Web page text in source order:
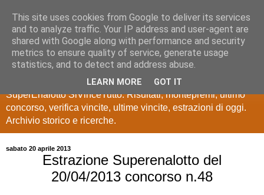
Estrazioni Lotto
SuperEnalotto
Ultime estrazioni di Lotto, SuperEnalotto, 10 e lotto,
SuperEnalotto SiVinceTutto. Risultati, montepremi, ultimo
concorso, verifica vincite, ultime vincite, estrazioni di oggi.
Archivio storico e ricerche.
sabato 20 aprile 2013
Estrazione Superenalotto del
20/04/2013 concorso n.48
This site uses cookies from Google to deliver its services
and to analyze traffic. Your IP address and user-agent are
shared with Google along with performance and security
metrics to ensure quality of service, generate usage
statistics, and to detect and address abuse.
LEARN MORE GOT IT